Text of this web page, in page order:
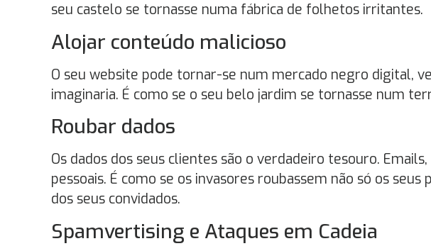
seu castelo se tornasse numa fábrica de folhetos irritantes.
Alojar conteúdo malicioso
O seu website pode tornar-se num mercado negro digital,
imaginaria. É como se o seu belo jardim se tornasse num
Roubar dados
Os dados dos seus clientes são o verdadeiro tesouro.
pessoais. É como se os invasores roubassem não só os
dos seus convidados.
Spamvertising e Ataques em Cadeia